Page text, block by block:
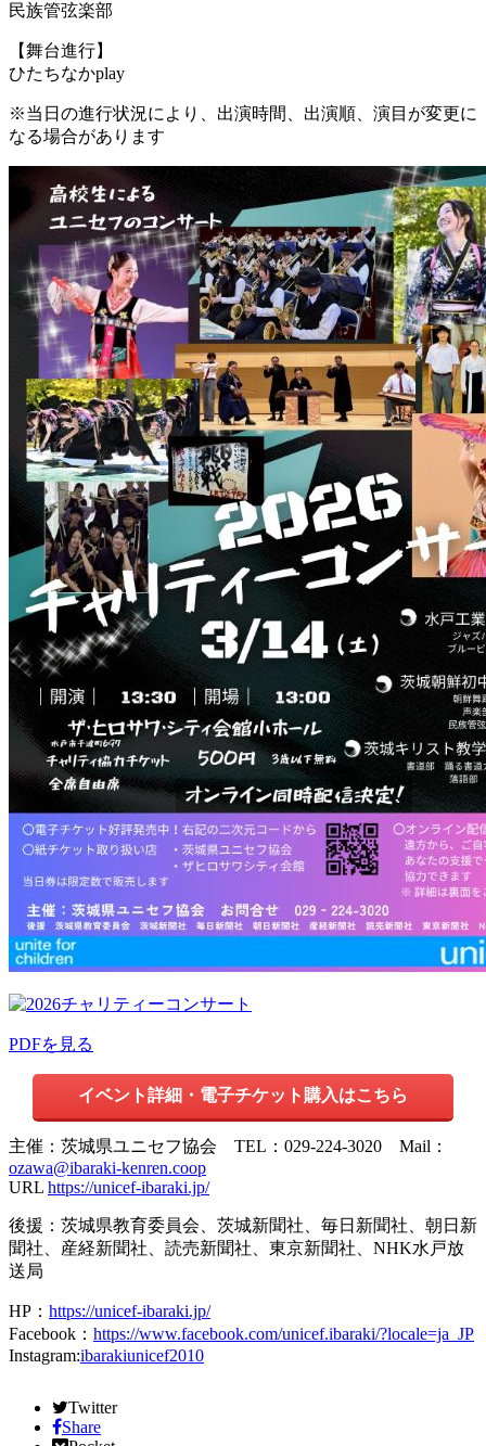
民族管弦楽部
【舞台進行】
ひたちなかplay
※当日の進行状況により、出演時間、出演順、演目が変更に
なる場合があります
PDFを見る
イベント詳細・電子チケット購入はこちら
主催：茨城県ユニセフ協会 TEL：029-224-3020 Mail：
ozawa@ibaraki-kenren.coop
URL https://unicef-ibaraki.jp/
後援：茨城県教育委員会、茨城新聞社、毎日新聞社、朝日新
聞社、産経新聞社、読売新聞社、東京新聞社、NHK水戸放
送局
HP： https://unicef-ibaraki.jp/
Facebook： https://www.facebook.com/unicef.ibaraki/?locale=ja_JP
Instagram:ibarakiunicef2010
Twitter
Share